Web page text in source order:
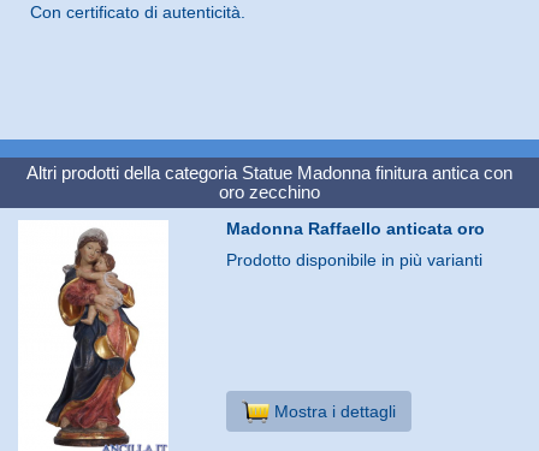
Con certificato di autenticità.
Altri prodotti della categoria Statue Madonna finitura antica con
oro zecchino
Madonna Raffaello anticata oro
Prodotto disponibile in più varianti
Mostra i dettagli